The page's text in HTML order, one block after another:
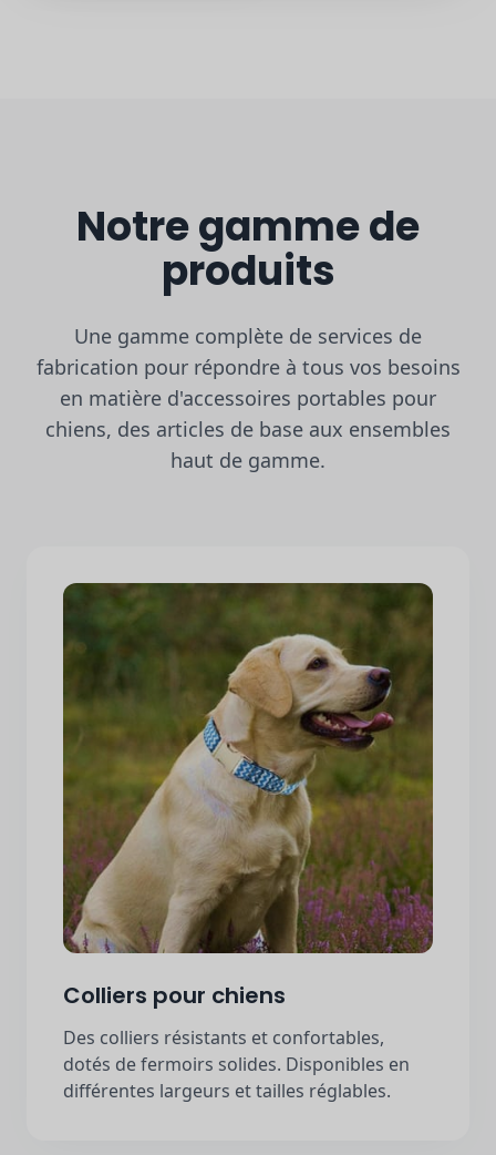
Notre gamme de
produits
Une gamme complète de services de
fabrication pour répondre à tous vos besoins
en matière d'accessoires portables pour
chiens, des articles de base aux ensembles
haut de gamme.
Colliers pour chiens
Des colliers résistants et confortables,
dotés de fermoirs solides. Disponibles en
différentes largeurs et tailles réglables.